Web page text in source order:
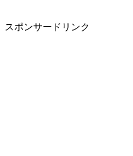
スポンサードリンク